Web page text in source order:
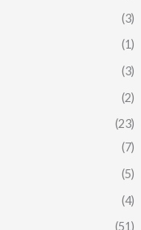
(3)
(1)
(3)
(2)
(23)
(7)
(5)
(4)
(51)